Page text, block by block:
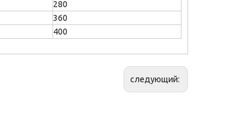
280
360
400
следующий: